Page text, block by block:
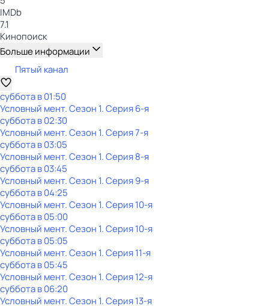
IMDb
7.1
Кинопоиск
Больше информации
Пятый канал
субботав01:50
Условный мент. Сезон 1. Серия 6-я
субботав02:30
Условный мент. Сезон 1. Серия 7-я
субботав03:05
Условный мент. Сезон 1. Серия 8-я
субботав03:45
Условный мент. Сезон 1. Серия 9-я
субботав04:25
Условный мент. Сезон 1. Серия 10-я
субботав05:00
Условный мент. Сезон 1. Серия 10-я
субботав05:05
Условный мент. Сезон 1. Серия 11-я
субботав05:45
Условный мент. Сезон 1. Серия 12-я
субботав06:20
Условный мент. Сезон 1. Серия 13-я